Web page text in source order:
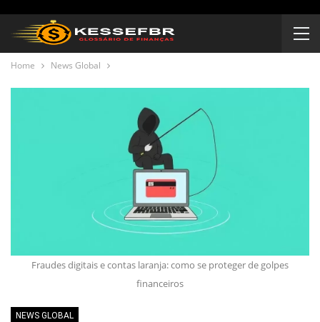
Home News Global
Fraudes digitais e contas laranja: como se proteger de golpes
financeiros
NEWS GLOBAL